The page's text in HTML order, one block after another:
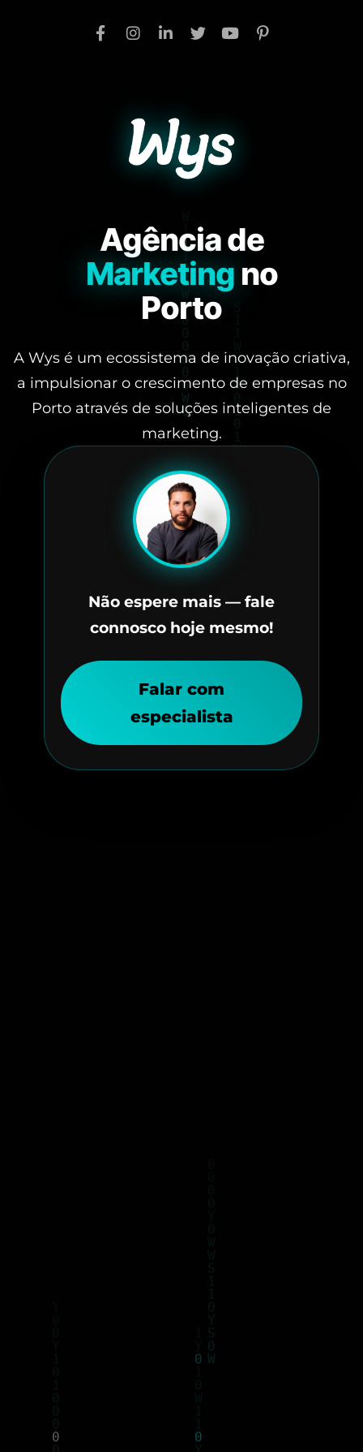
Agência de
Marketing no
Porto
A Wys é um ecossistema de inovação criativa,
a impulsionar o crescimento de empresas no
Porto através de soluções inteligentes de
marketing.
Não espere mais — fale
connosco hoje mesmo!
Falar com
especialista